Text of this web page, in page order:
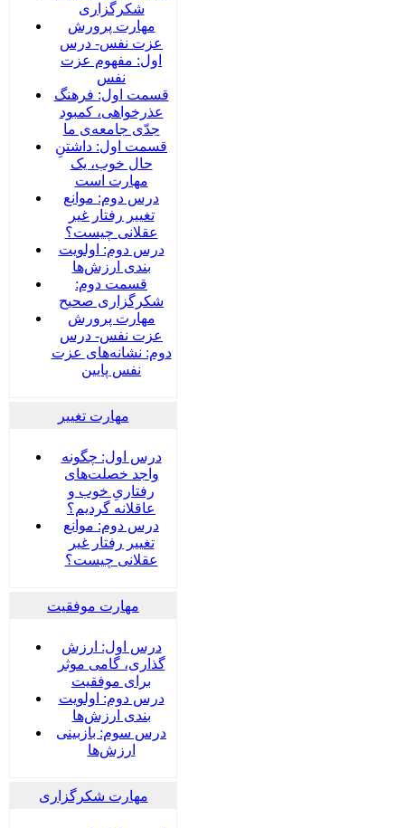
شکرگزاری
مهارت پرورش
عزت نفس- درس
اول: مفهوم عزت
نفس
قسمت اول: فرهنگ
عذرخواهی، کمبود
جدّی جامعه‌ی ما
قسمت اول: داشتنِ
حال خوب، یک
مهارت است
درس دوم: موانع
تغییر رفتار غیر
عقلانی چیست؟
درس دوم: اولویت
بندی ارزش‌ها
قسمت دوم:
شکرگزاری صحیح
مهارت پرورش
عزت نفس- درس
دوم: نشانه‌های عزت
نفس پایین
مهارت تغییر
درس اول: چگونه
واجد خصلت‌های
رفتاریِ خوب و
عاقلانه گردیم؟
درس دوم: موانع
تغییر رفتار غیر
عقلانی چیست؟
مهارت موفقیت
درس اول: ارزش
گذاری، گامی موثر
برای موفقیت
درس دوم: اولویت
بندی ارزش‌ها
درس سوم: بازبینی
ارزش‌ها
مهارت شکرگزاری